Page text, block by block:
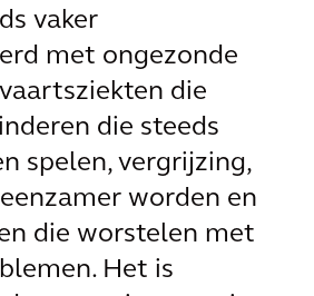
vaker
met ongezonde
die
die steeds
spelen, vergrijzing,
worden en
die worstelen met
Het is